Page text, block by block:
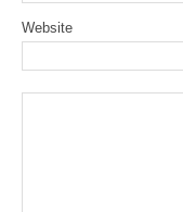
Website